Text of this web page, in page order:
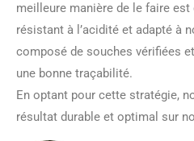
meilleure manière de le faire est
résistant à l’acidité et adapté à
composé de souches vérifiées
une bonne traçabilité.
En optant pour cette stratégie,
résultat durable et optimal sur